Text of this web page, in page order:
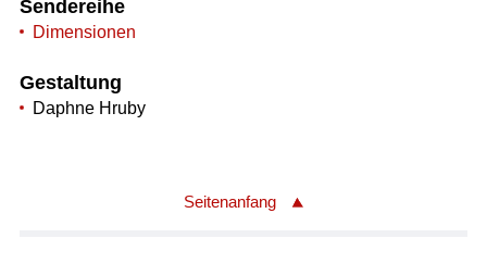
Sendereihe
Dimensionen
Gestaltung
Daphne Hruby
Seitenanfang